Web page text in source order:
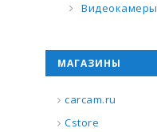
Видеокамеры
МАГАЗИНЫ
carcam.ru
Cstore